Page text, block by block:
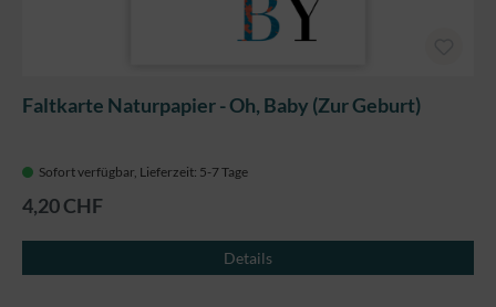
Faltkarte Naturpapier - Oh, Baby (Zur Geburt)
Sofort verfügbar, Lieferzeit: 5-7 Tage
4,20 CHF
Details